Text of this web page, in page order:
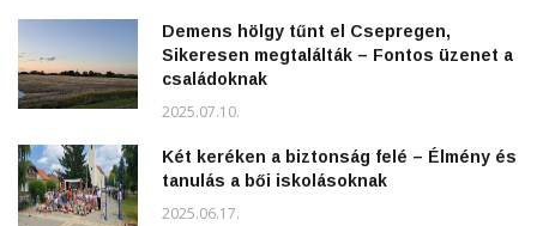
Demens hölgy tűnt el Csepregen,
Sikeresen megtalálták – Fontos üzenet a
családoknak
2025.07.10.
Két keréken a biztonság felé – Élmény és
tanulás a bői iskolásoknak
2025.06.17.